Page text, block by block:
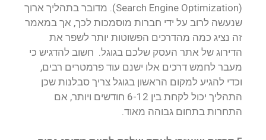
(Search Engine Optimization). מדובר בתהליך ארוך
שנעשה לרוב על ידי חברות מוסמכות לכך, אך במאמר
זה נציג כמה מהדרכים הפשוטות יותר לשפר את
הדירוג של אתר העסק שלכם בגוגל. חשוב להדגיש כי
מעבר לחמש דרכים אלו ישנם עוד פרמטרים רבים,
וכדי להגיע למקום הראשון בגוגל צריך סבלנות שכן
התהליך יכול לקחת בין 6-12 חודשים ויותר, אם
התחרות בתחום גבוהה מאוד.